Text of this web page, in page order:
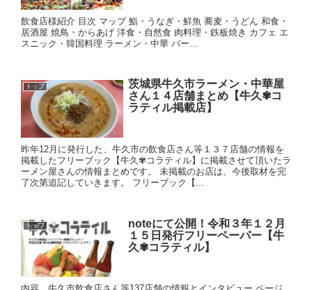
飲食店様紹介 目次 マップ 鮨・うなぎ・鮮魚 蕎麦・うどん 和食・
居酒屋 焼鳥・からあげ 洋食・自然食 肉料理・鉄板焼き カフェ エ
スニック・韓国料理 ラーメン・中華 バー...
トップ
茨城県牛久市ラーメン・中華屋
さん１４店舗まとめ【牛久✾コ
ラティル掲載店】
昨年12月に発行した、牛久市の飲食店さん等１３７店舗の情報を
掲載したフリーブック【牛久✾コラティル】に掲載させて頂いたラ
ーメン屋さんの情報まとめです。 未掲載のお店は、今後取材を完
了次第追記していきます。 フリーブック【...
トップ
noteにて公開！令和３年１２月
１５日発行フリーペーパー【牛
久✾コラティル】